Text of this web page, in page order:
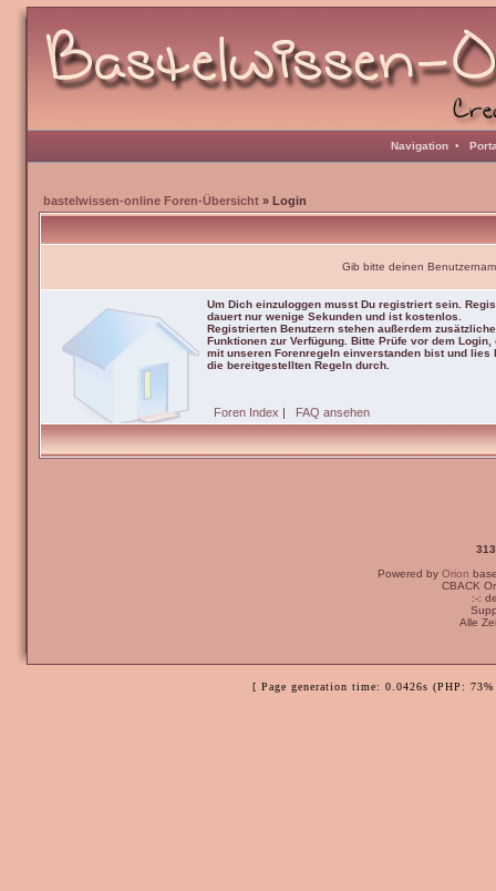
Navigation •
bastelwissen-online Foren-Übersicht » Login
Gib bitte deinen
Um Dich einzuloggen musst Du registriert sein.
dauert nur wenige Sekunden und ist kostenlos.
Registrierten Benutzern stehen außerdem zusätzliche
Funktionen zur Verfügung. Bitte Prüfe vor dem Login,
mit unseren Forenregeln einverstanden bist und lies
die bereitgestellten Regeln durch.
Foren Index | FAQ ansehen
Powered by Orion
CBACK
:-:
Alle
[ Page generation time: 0.0426s (PHP: